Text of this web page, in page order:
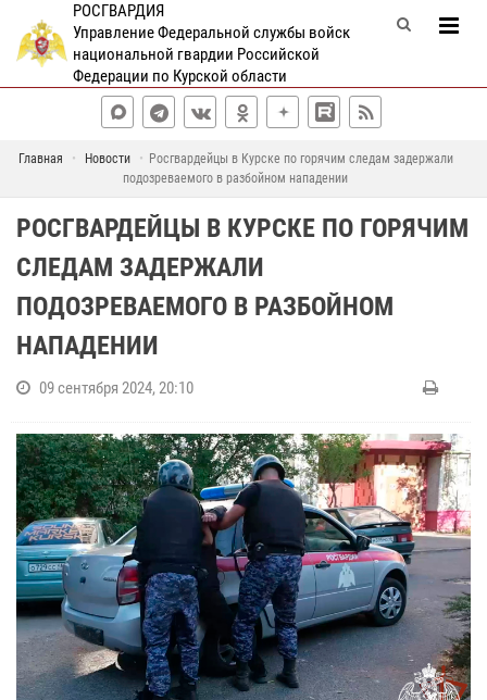
РОСГВАРДИЯ
Управление Федеральной службы войск
национальной гвардии Российской
Федерации по Курской области
Главная Новости
Росгвардейцы в Курске по горячим следам задержали
подозреваемого в разбойном нападении
РОСГВАРДЕЙЦЫ В КУРСКЕ ПО ГОРЯЧИМ
СЛЕДАМ ЗАДЕРЖАЛИ
ПОДОЗРЕВАЕМОГО В РАЗБОЙНОМ
НАПАДЕНИИ
09 сентября 2024, 20:10